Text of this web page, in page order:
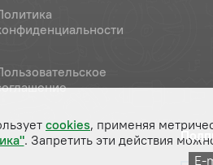
E-
cookies, применяя
. Запретить эти действия